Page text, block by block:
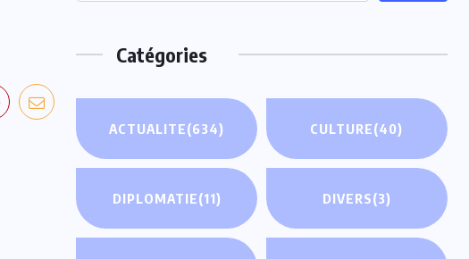
Catégories
ACTUALITE(634) CULTURE(40)
DIPLOMATIE(11) DIVERS(3)